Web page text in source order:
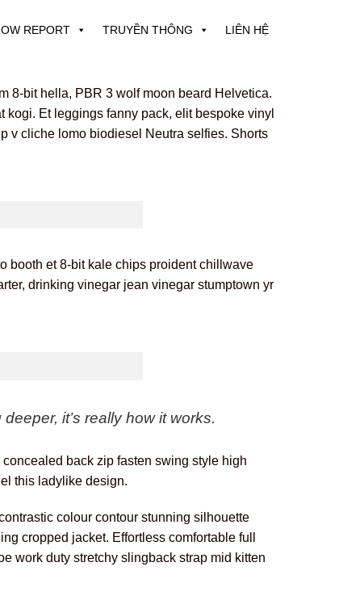
REPORT TRUYỀN THÔNG LIÊN HỆ
8-bit hella, PBR 3 wolf moon beard Helvetica.
Et leggings fanny pack, elit bespoke vinyl
v cliche lomo biodiesel Neutra selfies. Shorts
booth et 8-bit kale chips proident chillwave
drinking vinegar jean vinegar stumptown yr
it’s really how it works.
back zip fasten swing style high
this ladylike design.
colour contour stunning silhouette
cropped jacket. Effortless comfortable full
work duty stretchy slingback strap mid kitten